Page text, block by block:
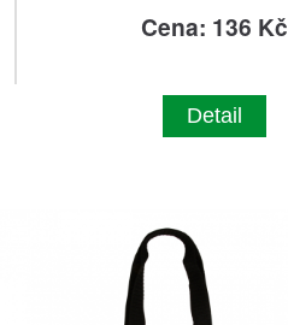
Cena: 136 Kč
Detail